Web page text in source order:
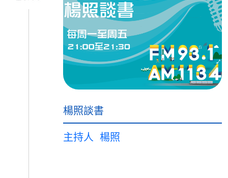
楊照談書
主持人 楊照